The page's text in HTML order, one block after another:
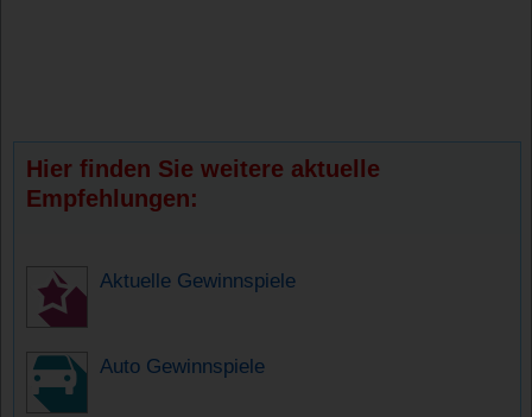
Hier finden Sie weitere aktuelle
Empfehlungen:
Aktuelle Gewinnspiele
Auto Gewinnspiele